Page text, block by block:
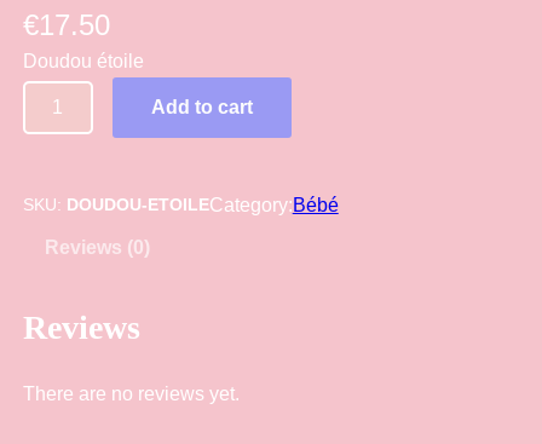
€17.50
Doudou étoile
o
d
t
i
Add to cart
SKU: DOUDOU-ETOILECategory:Bébé
Reviews (0)
Reviews
There are no reviews yet.